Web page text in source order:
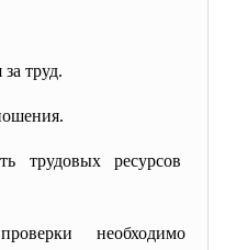
труд.
трудовыхресурсов
необходимо